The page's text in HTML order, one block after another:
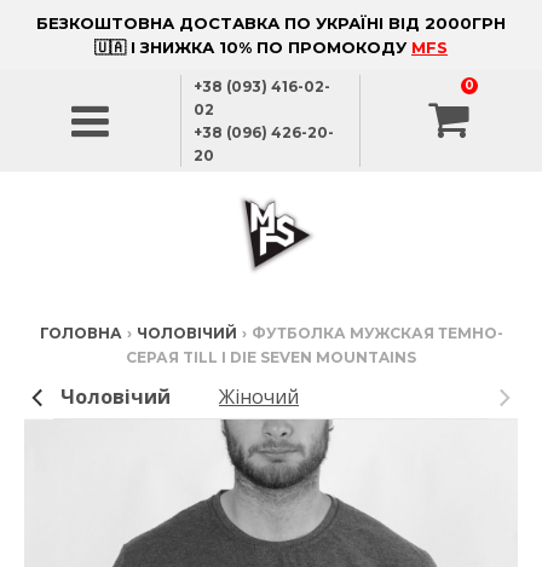
БЕЗКОШТОВНА ДОСТАВКА ПО УКРАЇНІ ВІД 2000ГРН
🇺🇦 І ЗНИЖКА 10% ПО ПРОМОКОДУ MFS
+38 (093) 416-02-
02
+38 (096) 426-20-
20
0
ГОЛОВНА › ЧОЛОВІЧИЙ › ФУТБОЛКА МУЖСКАЯ ТЕМНО-
СЕРАЯ TILL I DIE SEVEN MOUNTAINS
Чоловічий Жіночий